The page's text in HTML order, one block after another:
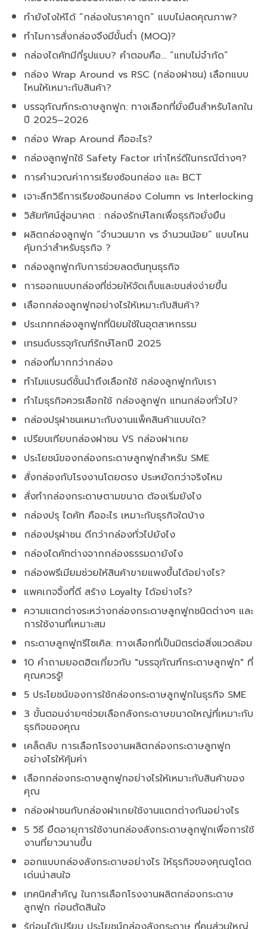
ทำยังไงให้ได้ “กล่องในราคาถูก” แบบไม่ลดคุณภาพ?
ทำไมการสั่งกล่องจึงมีขั้นต่ำ (MOQ)?
กล่องไดคัทมีกี่รูปแบบ? คำตอบคือ… “แทบไม่จำกัด”
กล่อง Wrap Around vs RSC (กล่องฝาชน) เลือกแบบ
ไหนให้เหมาะกับสินค้า?
บรรจุภัณฑ์กระดาษลูกฟูก: ทางเลือกที่ยั่งยืนสำหรับโลกใน
ปี 2025–2026
กล่อง Wrap Around คืออะไร?
กล่องลูกฟูกใช้ Safety Factor เท่าไหร่ดีในกรณีต่างๆ?
การคำนวณค่าการเรียงซ้อนกล่อง และ BCT
เจาะลึกวิธีการเรียงซ้อนกล่อง Column vs Interlocking
วิสัยทัศน์สู่อนาคต : กล่องรักษ์โลกเพื่อธุรกิจยั่งยืน
ผลิตกล่องลูกฟูก “จำนวนมาก vs จำนวนน้อย” แบบไหน
คุ้มกว่าสำหรับธุรกิจ ?
กล่องลูกฟูกกับการช่วยลดต้นทุนธุรกิจ
การออกแบบกล่องที่ช่วยให้จัดเก็บและขนส่งง่ายขึ้น
เลือกกล่องลูกฟูกอย่างไรให้เหมาะกับสินค้า?
ประเภทกล่องลูกฟูกที่นิยมใช้ในอุตสาหกรรม
เทรนด์บรรจุภัณฑ์รักษ์โลกปี 2025
กล่องที่มากกว่ากล่อง
ทำไมแบรนด์ชั้นนำถึงเลือกใช้ กล่องลูกฟูกกับเรา
ทำไมธุรกิจควรเลือกใช้ กล่องลูกฟูก แทนกล่องทั่วไป?
กล่องปรุฝาชนเหมาะกับงานแพ็คสินค้าแบบใด?
เปรียบเทียบกล่องฝาชน VS กล่องฝาเกย
ประโยชน์ของกล่องกระดาษลูกฟูกสำหรับ SME
สั่งกล่องกับโรงงานโดยตรง ประหยัดกว่าจริงไหม
สั่งทำกล่องกระดาษตามขนาด ต้องเริ่มยังไง
กล่องปรุ ไดคัท คืออะไร เหมาะกับธุรกิจใดบ้าง
กล่องปรุฝาชน ดีกว่ากล่องทั่วไปยังไง
กล่องไดคัทต่างจากกล่องธรรมดายังไง
กล่องพรีเมียมช่วยให้สินค้าขายแพงขึ้นได้อย่างไร?
แพคเกจจิ้งที่ดี สร้าง Loyalty ได้อย่างไร?
ความแตกต่างระหว่างกล่องกระดาษลูกฟูกชนิดต่างๆ และ
การใช้งานที่เหมาะสม
กระดาษลูกฟูกรีไซเคิล: ทางเลือกที่เป็นมิตรต่อสิ่งแวดล้อม
10 คำถามยอดฮิตเกี่ยวกับ "บรรจุภัณฑ์กระดาษลูกฟูก" ที่
คุณควรรู้!
5 ประโยชน์ของการใช้กล่องกระดาษลูกฟูกในธุรกิจ SME
3 ขั้นตอนง่ายๆช่วยเลือกลังกระดาษขนาดใหญ่ที่เหมาะกับ
ธุรกิจของคุณ
เคล็ดลับ การเลือกโรงงานผลิตกล่องกระดาษลูกฟูก
อย่างไรให้คุ้มค่า
เลือกกล่องกระดาษลูกฟูกอย่างไรให้เหมาะกับสินค้าของ
คุณ
กล่องฝาชนกับกล่องฝาเกยใช้งานแตกต่างกันอย่างไร
5 วิธี ยืดอายุการใช้งานกล่องลังกระดาษลูกฟูกเพื่อการใช้
งานที่ยาวนานขึ้น
ออกแบบกล่องลังกระดาษอย่างไร ให้ธุรกิจของคุณดูโดด
เด่นน่าสนใจ
เทคนิคสำคัญ ในการเลือกโรงงานผลิตกล่องกระดาษ
ลูกฟูก ก่อนตัดสินใจ